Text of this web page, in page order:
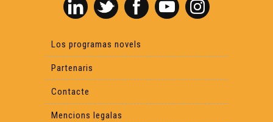
Lo Castèth de Montanèr - Reportatge
Los programas novels
Partenaris
Contacte
Mencions legalas